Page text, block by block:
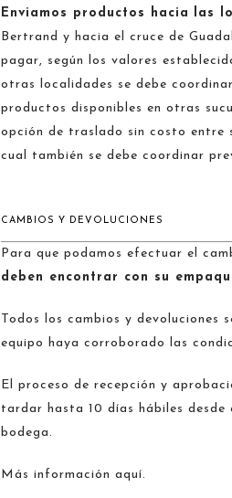
Enviamos productos hacia las
Bertrand y hacia el cruce de
pagar, según los valores
otras localidades se debe
productos disponibles en otras
opción de traslado sin costo entre
cual también se debe coordinar
CAMBIOS Y DEVOLUCIONES
Para que podamos efectuar el
deben encontrar con su
Todos los cambios y devoluciones
equipo haya corroborado las
El proceso de recepción y
tardar hasta 10 días hábiles
bodega.
Más información aquí.